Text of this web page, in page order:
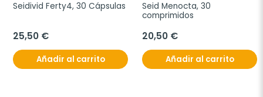
Seidivid Ferty4, 30 Cápsulas
25,50 €
Añadir al carrito
Seid Menocta, 30
comprimidos
20,50 €
Añadir al carrito